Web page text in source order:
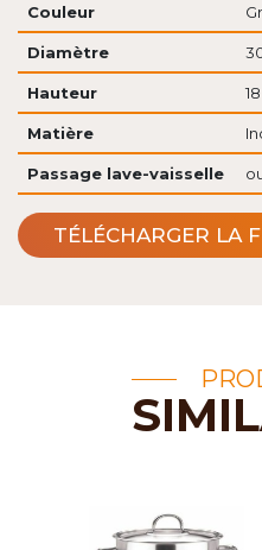
Couleur
Diamètre
Hauteur
Matière
Passage lave-vaisselle
TÉLÉCHARGER LA